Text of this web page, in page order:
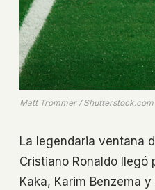
Matt Trommer / Shutterstock.com
La legendaria ventana
Cristiano Ronaldo
Kaka, Karim Benzema